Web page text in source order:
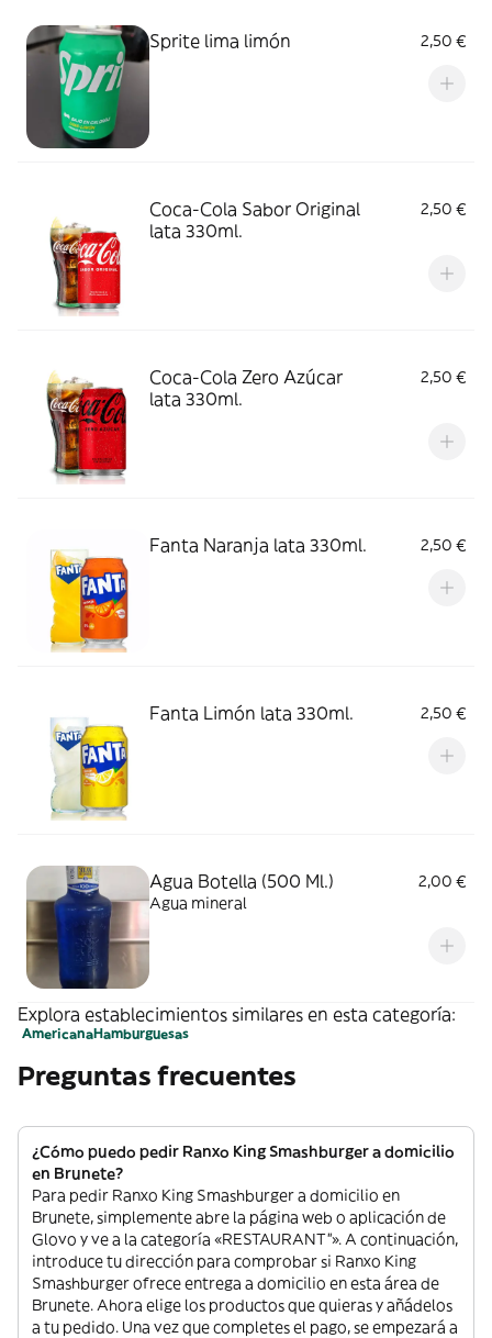
Sprite lima limón 2,50 €
Coca-Cola Sabor Original
lata 330ml.
2,50 €
Coca-Cola Zero Azúcar
lata 330ml.
2,50 €
Fanta Naranja lata 330ml. 2,50 €
Fanta Limón lata 330ml. 2,50 €
Agua Botella (500 Ml.)
2,00 €
Agua mineral
Explora establecimientos similares en esta categoría:
AmericanaHamburguesas
Preguntas frecuentes
¿Cómo puedo pedir Ranxo King Smashburger a domicilio
en Brunete?
Para pedir Ranxo King Smashburger a domicilio en
Brunete, simplemente abre la página web o aplicación de
Glovo y ve a la categoría «RESTAURANT”». A continuación,
introduce tu dirección para comprobar si Ranxo King
Smashburger ofrece entrega a domicilio en esta área de
Brunete. Ahora elige los productos que quieras y añádelos
a tu pedido. Una vez que completes el pago, se empezará a